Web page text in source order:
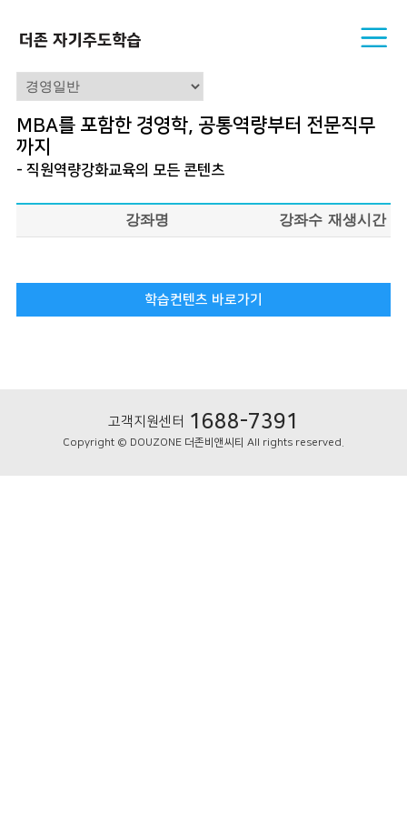
MBA를 포함한 경영학, 공통역량부터 전문직무
까지
- 직원역량강화교육의 모든 콘텐츠
강좌명 강좌수 재생시간
학습컨텐츠 바로가기
고객지원센터 1688-7391
Copyright © DOUZONE 더존비앤씨티 All rights reserved.